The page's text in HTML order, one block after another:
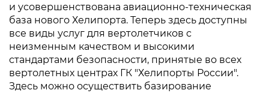
и усовершенствована авиационно-техническая
база нового Хелипорта. Теперь здесь доступны
все виды услуг для вертолетчиков с
неизменным качеством и высокими
стандартами безопасности, принятые во всех
вертолетных центрах ГК "Хелипорты России".
Здесь можно осуществить базирование